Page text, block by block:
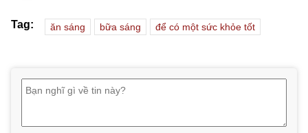
Tag: ăn sáng bữa sáng để có một sức khỏe tốt